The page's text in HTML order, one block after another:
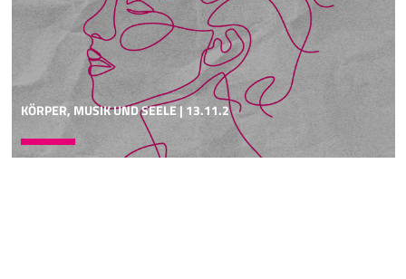
KÖRPER, MUSIK UND SEELE | 13.11.2